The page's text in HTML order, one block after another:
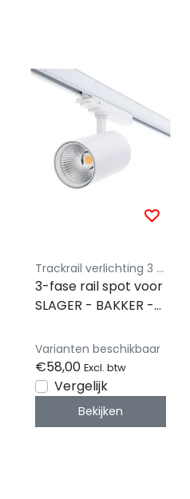
Trackrail verlichting 3 fase Luksus - Budget vriendelijke railverlichting
3-fase rail spot voor
SLAGER - BAKKER -
instelbaar -
10W/20W/30W 38° -
ROSA RETAIL FOOD -
2700/3000/4000K
Varianten beschikbaar
€58,00 Excl. btw
Vergelijk
Bekijken